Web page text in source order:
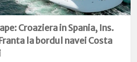
Croaziera in Spania, Ins.
la bordul navei Costa